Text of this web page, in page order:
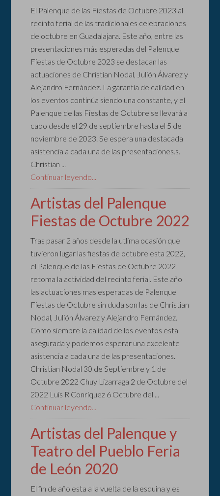
El Palenque de las Fiestas de Octubre 2023 al
recinto ferial de las tradicionales celebraciones
de octubre en Guadalajara. Este año, entre las
presentaciones más esperadas del Palenque
Fiestas de Octubre 2023 se destacan las
actuaciones de Christian Nodal, Julión Álvarez y
Alejandro Fernández. La garantía de calidad en
los eventos continúa siendo una constante, y el
Palenque de las Fiestas de Octubre se llevará a
cabo desde el 29 de septiembre hasta el 5 de
noviembre de 2023. Se espera una destacada
asistencia a cada una de las presentaciones.s.
Christian ...
Continuar leyendo...
Artistas del Palenque
Fiestas de Octubre 2022
Tras pasar 2 años desde la utlima ocasión que
tuvieron lugar las fiestas de octubre esta 2022,
el Palenque de las Fiestas de Octubre 2022
retoma la actividad del recinto ferial. Este año
las actuaciones mas esperadas de Palenque
Fiestas de Octubre sin duda son las de Christian
Nodal, Julión Álvarez y Alejandro Fernández.
Como siempre la calidad de los eventos esta
asegurada y podemos esperar una excelente
asistencia a cada una de las presentaciones.
Christian Nodal 30 de Septiembre y 1 de
Octubre 2022 Chuy Lizarraga 2 de Octubre del
2022 Luis R Conriquez 6 Octubre del ...
Continuar leyendo...
Artistas del Palenque y
Teatro del Pueblo Feria
de León 2020
El fin de año esta a la vuelta de la esquina y es